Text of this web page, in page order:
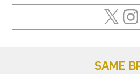
SAME